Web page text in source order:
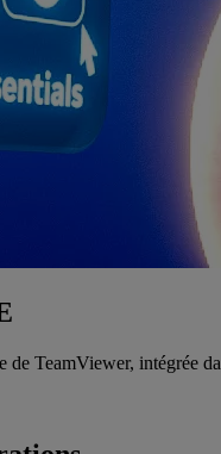
de TeamViewer, intégrée